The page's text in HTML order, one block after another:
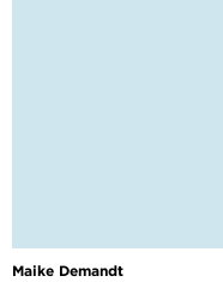
Maike Demandt